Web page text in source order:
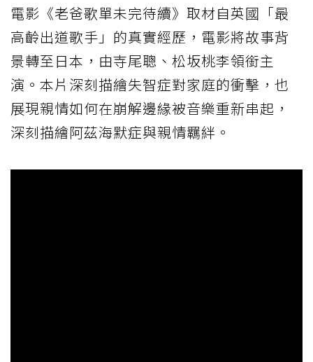
電影《老爸歌單未完待續》取材自英國「最
高齡出道歌手」的真實經歷，電影將故事背
景轉至日本，由寺尾聰、松坂桃李領銜主
演。本片深刻描繪失智症對家庭的衝擊，也
展現親情如何在崩解邊緣被音樂重新串起，
深刻描繪阿茲海默症與親情羈絆。